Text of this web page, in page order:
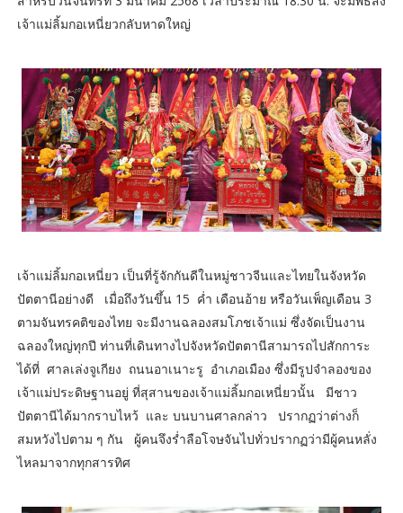
เจ้าแม่ลิ้มกอเหนี่ยวกลับหาดใหญ่
เจ้าแม่ลิ้มกอเหนี่ยว เป็นที่รู้จักกันดีในหมู่ชาวจีนและไทยในจังหวัด
ปัตตานีอย่างดี เมื่อถึงวันขึ้น 15 ค่ำ เดือนอ้าย หรือวันเพ็ญเดือน 3
ตามจันทรคติของไทย จะมีงานฉลองสมโภชเจ้าแม่ ซึ่งจัดเป็นงาน
ฉลองใหญ่ทุกปี ท่านที่เดินทางไปจังหวัดปัตตานีสามารถไปสักการะ
ได้ที่ ศาลเล่งจูเกียง ถนนอาเนาะรู อำเภอเมือง ซึ่งมีรูปจำลองของ
เจ้าแม่ประดิษฐานอยู่ ที่สุสานของเจ้าแม่ลิ้มกอเหนี่ยวนั้น มีชาว
ปัตตานีได้มากราบไหว้ และ บนบานศาลกล่าว ปรากฏว่าต่างก็
สมหวังไปตาม ๆ กัน ผู้คนจึงร่ำลือโจษจันไปทั่วปรากฏว่ามีผู้คนหลั่ง
ไหลมาจากทุกสารทิศ